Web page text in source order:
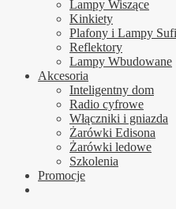
Lampy Wiszące
Kinkiety
Plafony i Lampy
Reflektory
Lampy Wbudowane
Akcesoria
Inteligentny dom
Radio cyfrowe
Włączniki i gniazda
Żarówki Edisona
Żarówki ledowe
Szkolenia
Promocje